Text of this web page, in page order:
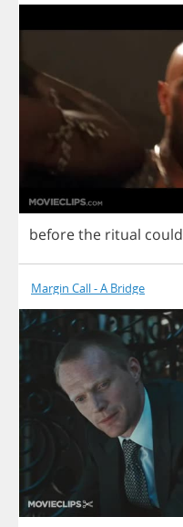
beforethe ritual could
Margin Call - A Bridge